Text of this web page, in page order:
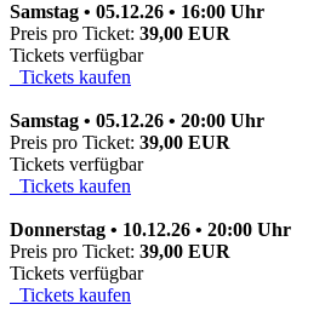
Samstag • 05.12.26 • 16:00 Uhr
Preis pro Ticket: 39,00 EUR
Tickets verfügbar
Tickets kaufen
Samstag • 05.12.26 • 20:00 Uhr
Preis pro Ticket: 39,00 EUR
Tickets verfügbar
Tickets kaufen
Donnerstag • 10.12.26 • 20:00 Uhr
Preis pro Ticket: 39,00 EUR
Tickets verfügbar
Tickets kaufen